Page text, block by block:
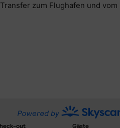
zum Flughafen und vom